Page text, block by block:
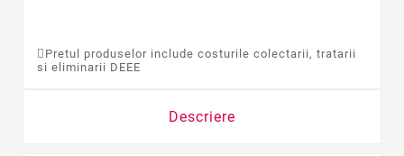
Pretul produselor include costurile colectarii, tratarii
si eliminarii DEEE
Descriere